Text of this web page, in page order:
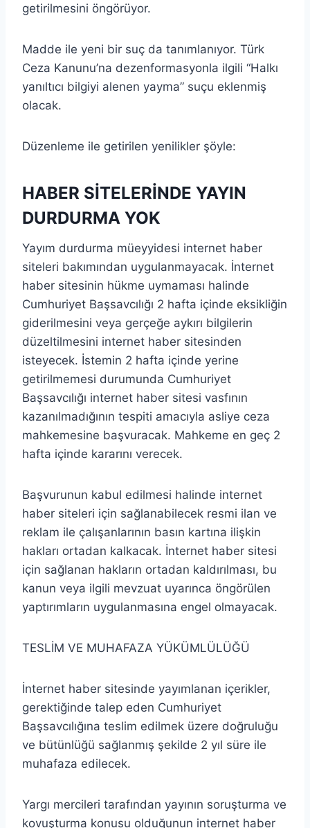
getirilmesini öngörüyor.
Madde ile yeni bir suç da tanımlanıyor. Türk
Ceza Kanunu’na dezenformasyonla ilgili “Halkı
yanıltıcı bilgiyi alenen yayma” suçu eklenmiş
olacak.
Düzenleme ile getirilen yenilikler şöyle:
HABER SİTELERİNDE YAYIN
DURDURMA YOK
Yayım durdurma müeyyidesi internet haber
siteleri bakımından uygulanmayacak. İnternet
haber sitesinin hükme uymaması halinde
Cumhuriyet Başsavcılığı 2 hafta içinde eksikliğin
giderilmesini veya gerçeğe aykırı bilgilerin
düzeltilmesini internet haber sitesinden
isteyecek. İstemin 2 hafta içinde yerine
getirilmemesi durumunda Cumhuriyet
Başsavcılığı internet haber sitesi vasfının
kazanılmadığının tespiti amacıyla asliye ceza
mahkemesine başvuracak. Mahkeme en geç 2
hafta içinde kararını verecek.
Başvurunun kabul edilmesi halinde internet
haber siteleri için sağlanabilecek resmi ilan ve
reklam ile çalışanlarının basın kartına ilişkin
hakları ortadan kalkacak. İnternet haber sitesi
için sağlanan hakların ortadan kaldırılması, bu
kanun veya ilgili mevzuat uyarınca öngörülen
yaptırımların uygulanmasına engel olmayacak.
TESLİM VE MUHAFAZA YÜKÜMLÜLÜĞÜ
İnternet haber sitesinde yayımlanan içerikler,
gerektiğinde talep eden Cumhuriyet
Başsavcılığına teslim edilmek üzere doğruluğu
ve bütünlüğü sağlanmış şekilde 2 yıl süre ile
muhafaza edilecek.
Yargı mercileri tarafından yayının soruşturma ve
kovuşturma konusu olduğunun internet haber